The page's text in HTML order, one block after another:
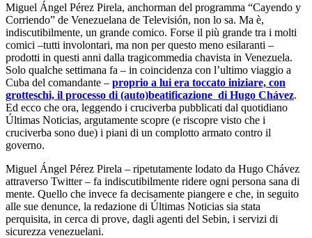
Miguel Ángel Pérez Pirela, anchorman del programma “Cayendo y
Corriendo” de Venezuelana de Televisión, non lo sa. Ma è,
indiscutibilmente, un grande comico. Forse il più grande tra i molti
comici –tutti involontari, ma non per questo meno esilaranti –
prodotti in questi anni dalla tragicommedia chavista in Venezuela.
Solo qualche settimana fa – in coincidenza con l’ultimo viaggio a
Cuba del comandante – proprio a lui era toccato iniziare, con
grotteschi, il processo di (auto)beatificazione di Hugo Chávez.
Ed ecco che ora, leggendo i cruciverba pubblicati dal quotidiano
Últimas Noticias, argutamente scopre (e riscopre visto che i
cruciverba sono due) i piani di un complotto armato contro il
governo.
Miguel Ángel Pérez Pirela – ripetutamente lodato da Hugo Chávez
attraverso Twitter – fa indiscutibilmente ridere ogni persona sana di
mente. Quello che invece fa decisamente piangere e che, in seguito
alle sue denunce, la redazione di Últimas Noticias sia stata
perquisita, in cerca di prove, dagli agenti del Sebin, i servizi di
sicurezza venezuelani.